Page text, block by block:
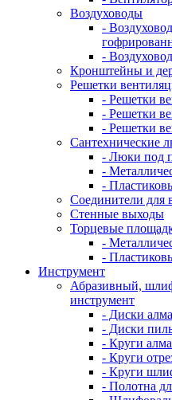
Воздуховоды
-
-
Кронштейны и
Решетки
- Решетки
- Решетки
- Решетки
Сантехнические
- Люки под
-
-
Соединители для
Стенные выходы
Торцевые
-
-
Инструмент
Абразивный,
инструмент
- Диски
- Диски
- Круги
- Круги
- Круги
- Полотна